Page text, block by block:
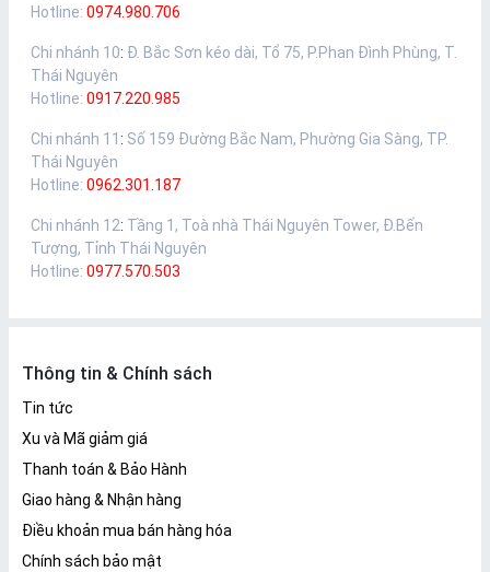
Hotline: 0974.980.706
Chi nhánh 10: Đ. Bắc Sơn kéo dài, Tổ 75, P.Phan Đình Phùng, T.
Thái Nguyên
Hotline: 0917.220.985
Chi nhánh 11 : Số 159 Đường Bắc Nam, Phường Gia Sàng, TP.
Thái Nguyên
Hotline: 0962.301.187
Chi nhánh 12: Tầng 1, Toà nhà Thái Nguyên Tower, Đ.Bến
Tượng, Tỉnh Thái Nguyên
Hotline: 0977.570.503
Thông tin & Chính sách
Tin tức
Xu và Mã giảm giá
Thanh toán & Bảo Hành
Giao hàng & Nhận hàng
Điều khoản mua bán hàng hóa
Chính sách bảo mật